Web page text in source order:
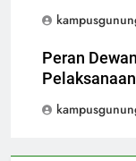
Peran